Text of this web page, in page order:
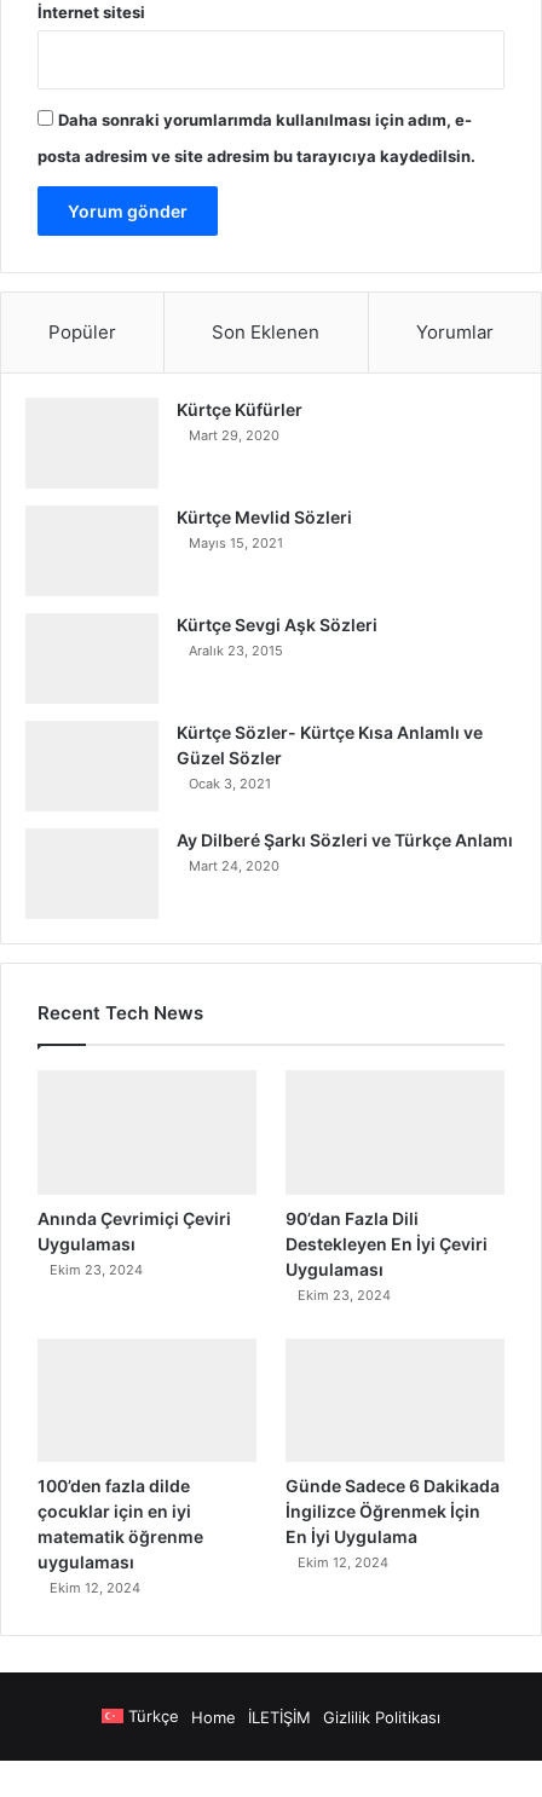
İnternet sitesi
Daha sonraki yorumlarımda kullanılması için adım, e-
posta adresim ve site adresim bu tarayıcıya kaydedilsin.
Popüler Son Eklenen Yorumlar
Kürtçe Küfürler
Mart 29, 2020
Kürtçe Mevlid Sözleri
Mayıs 15, 2021
Kürtçe Sevgi Aşk Sözleri
Aralık 23, 2015
Kürtçe Sözler- Kürtçe Kısa Anlamlı ve
Güzel Sözler
Ocak 3, 2021
Ay Dilberé Şarkı Sözleri ve Türkçe Anlamı
Mart 24, 2020
Recent Tech News
Anında Çevrimiçi Çeviri
Uygulaması
Ekim 23, 2024
90’dan Fazla Dili
Destekleyen En İyi Çeviri
Uygulaması
Ekim 23, 2024
100’den fazla dilde
çocuklar için en iyi
matematik öğrenme
uygulaması
Ekim 12, 2024
Günde Sadece 6 Dakikada
İngilizce Öğrenmek İçin
En İyi Uygulama
Ekim 12, 2024
Türkçe Home İLETİŞİM Gizlilik Politikası